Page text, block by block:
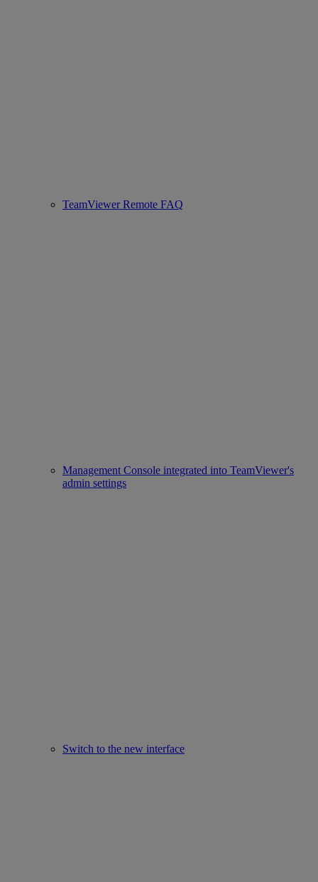
TeamViewer Remote FAQ
Management Console integrated into TeamViewer's
admin settings
Switch to the new interface